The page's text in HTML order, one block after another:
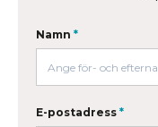
Namn *
E-postadress *